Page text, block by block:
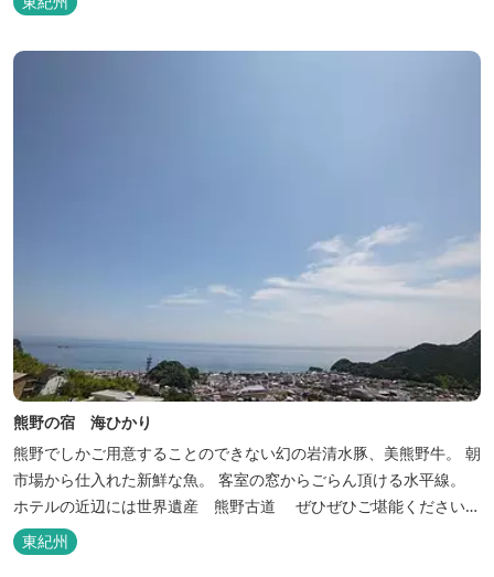
熊野の宿 海ひかり
熊野でしかご用意することのできない幻の岩清水豚、美熊野牛。 朝
市場から仕入れた新鮮な魚。 客室の窓からごらん頂ける水平線。
ホテルの近辺には世界遺産 熊野古道 ぜひぜひご堪能くださいま
せ。
東紀州